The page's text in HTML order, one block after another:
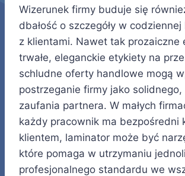
Wizerunek firmy buduje się
dbałość o szczegóły w
z klientami. Nawet tak prozaiczne
trwałe, eleganckie etykiety na
schludne oferty handlowe mogą
postrzeganie firmy jako
zaufania partnera. W małych
każdy pracownik ma bezpośredni
klientem, laminator może być
które pomaga w utrzymaniu
profesjonalnego standardu we